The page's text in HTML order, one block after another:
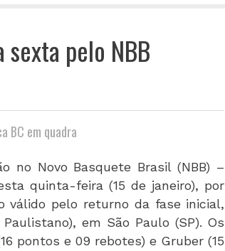
pelo NBB
BC em quadra
no Novo Basquete Brasil (NBB) –
quinta-feira (15 de janeiro), por
válido pelo returno da fase inicial,
em São Paulo (SP). Os
pontos e 09 rebotes) e Gruber (15